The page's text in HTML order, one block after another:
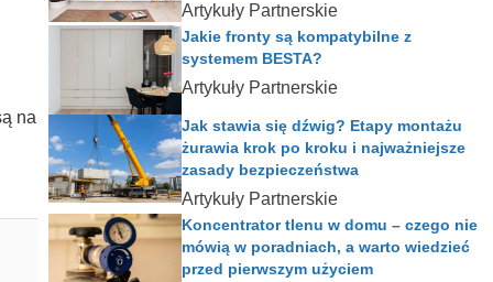
na
Artykuły Partnerskie
Artykuły Partnerskie
Jakie fronty są kompatybilne z
systemem BESTA?
Artykuły Partnerskie
Jak stawia się dźwig? Etapy montażu
żurawia krok po kroku i najważniejsze
zasady bezpieczeństwa
Koncentrator tlenu w domu – czego nie
mówią w poradniach, a warto wiedzieć
przed pierwszym użyciem